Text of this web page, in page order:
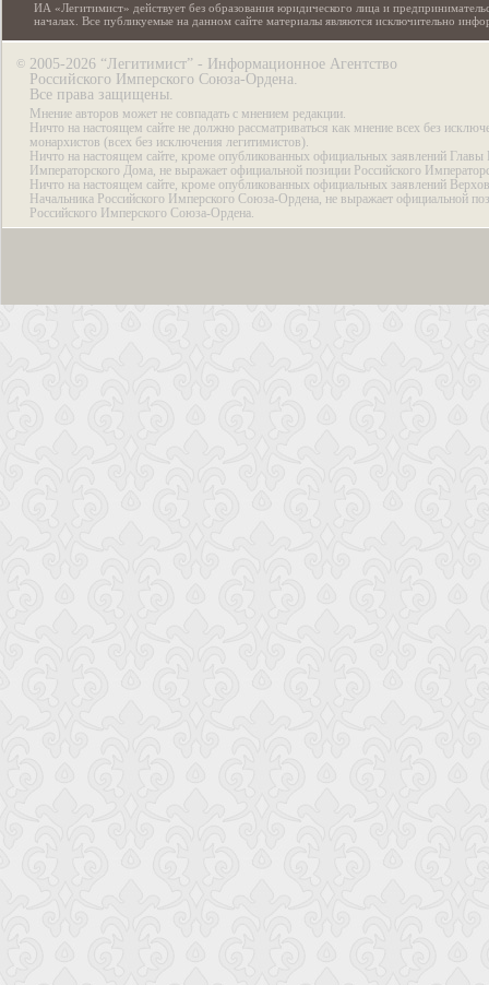
ИА «Легитимист» действует без образования юридического лица и
началах. Все публикуемые на данном сайте материалы являются исключительно
© 2005-2026 “Легитимист” - Информационное Агентство
Российского Имперского Союза-Ордена.
Все права защищены.
Мнение авторов может не совпадать с мнением редакции.
Ничто на настоящем сайте не должно рассматриваться как мнение всех без
монархистов (всех без исключения легитимистов).
Ничто на настоящем сайте, кроме опубликованных официальных заявлений Главы
Императорского Дома, не выражает официальной позиции Российского
Ничто на настоящем сайте, кроме опубликованных официальных заявлений
Начальника Российского Имперского Союза-Ордена, не выражает официальной
Российского Имперского Союза-Ордена.